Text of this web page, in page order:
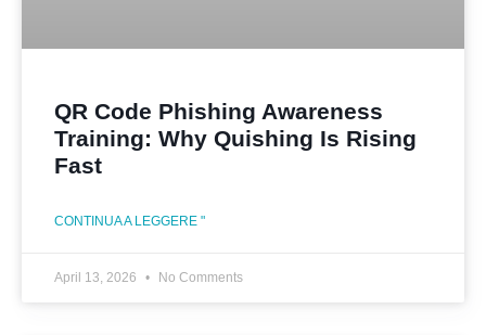
QR Code Phishing Awareness
Training: Why Quishing Is Rising
Fast
CONTINUA A LEGGERE "
April 13, 2026 No Comments